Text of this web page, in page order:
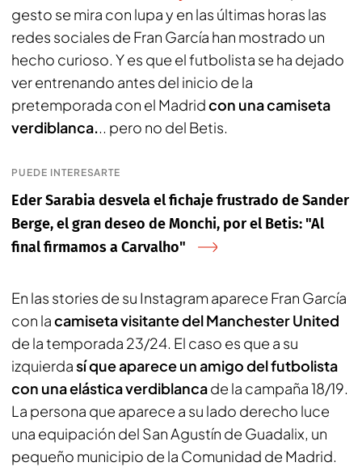
gesto se mira con lupa y en las últimas horas las
redes sociales de Fran García han mostrado un
hecho curioso. Y es que el futbolista se ha dejado
ver entrenando antes del inicio de la
pretemporada con el Madridcon una camiseta
verdiblanca... pero no del Betis.
PUEDE INTERESARTE
Eder Sarabia desvela el fichaje frustrado de Sander
Berge, el gran deseo de Monchi, por el Betis: "Al
final firmamos a Carvalho"
En las stories de su Instagram aparece Fran García
con lacamiseta visitante del Manchester United
de la temporada 23/24. El caso es que a su
izquierdasí que aparece un amigo del futbolista
con una elástica verdiblancade la campaña 18/19.
La persona que aparece a su lado derecho luce
una equipación del San Agustín de Guadalix, un
pequeño municipio de la Comunidad de Madrid.